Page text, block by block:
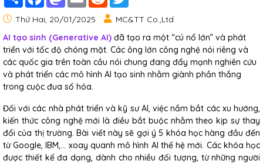
Thứ Hai, 20/01/2025
MC&TT Co.,Ltd
AI tạo sinh (Generative AI) đã tạo ra một “cú nổ lớn” và phát
triển với tốc độ chóng mặt. Các ông lớn công nghệ nói riêng và
các quốc gia trên toàn cầu nói chung đang đẩy mạnh nghiên cứu
và phát triển các mô hình AI tạo sinh nhằm giành phần thắng
trong cuộc đua số hóa.
Đối với các nhà phát triển và kỹ sư AI, việc nắm bắt các xu hướng,
kiến thức công nghệ mới là điều bắt buộc nhằm theo kịp sự thay
đổi của thị trường. Bài viết này sẽ gợi ý 5 khóa học hàng đầu đến
từ Google, IBM,… xoay quanh mô hình AI thế hệ mới. Các khóa học
được thiết kế đa dạng, dành cho nhiều đối tượng, từ những người